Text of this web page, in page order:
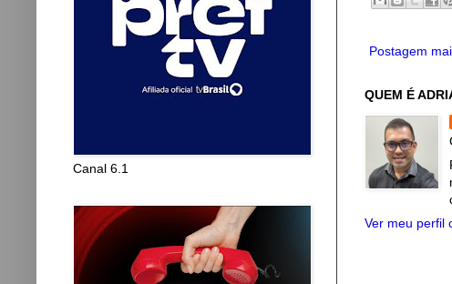
Postagem
QUEM É
Ver meu perfil
Canal 6.1